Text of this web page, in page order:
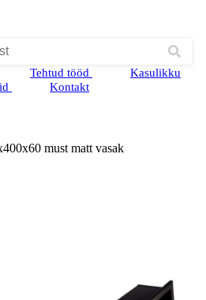
Tehtud tööd
Kasulikku
Kontakt
must matt vasak